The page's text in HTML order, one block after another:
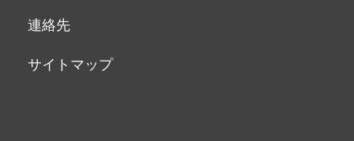
連絡先
サイトマップ